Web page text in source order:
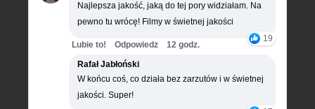
Najlepsza jakość, jaką do tej pory widziałam. Na
pewno tu wrócę! Filmy w świetnej jakości
19
Lubie to! Odpowiedz
12 godz.
Rafał Jabłoński
W końcu coś, co działa bez zarzutów i w świetnej
jakości. Super!